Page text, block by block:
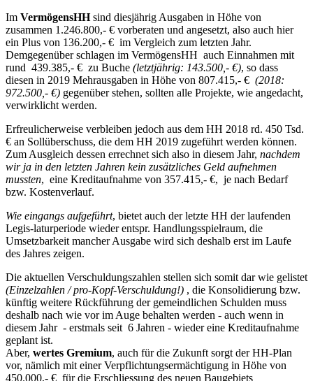
Im VermögensHHsind diesjährig Ausgaben in Höhe von
zusammen 1.246.800,- € vorberaten und angesetzt, also auch hier
ein Plus von 136.200,- € im Vergleich zum letzten Jahr.
Demgegenüber schlagen im VermögensHH auch Einnahmen mit
rund 439.385,- € zu Buche (letztjährig: 143.500,- €), so dass
diesen in 2019 Mehrausgaben in Höhe von 807.415,- € (2018:
972.500,- €) gegenüber stehen, sollten alle Projekte, wie angedacht,
verwirklicht werden.
Erfreulicherweise verbleiben jedoch aus dem HH 2018 rd. 450 Tsd.
€ an Sollüberschuss, die dem HH 2019 zugeführt werden können.
Zum Ausgleich dessen errechnet sich also in diesem Jahr, nachdem
wir ja in den letzten Jahren kein zusätzliches Geld aufnehmen
mussten, eine Kreditaufnahme von 357.415,- €, je nach Bedarf
bzw. Kostenverlauf.
Wie eingangs aufgeführt, bietet auch der letzte HH der laufenden
Legis-laturperiode wieder entspr. Handlungsspielraum, die
Umsetzbarkeit mancher Ausgabe wird sich deshalb erst im Laufe
des Jahres zeigen.
Die aktuellen Verschuldungszahlen stellen sich somit dar wie gelistet
(Einzelzahlen / pro-Kopf-Verschuldung!) , die Konsolidierung bzw.
künftig weitere Rückführung der gemeindlichen Schulden muss
deshalb nach wie vor im Auge behalten werden - auch wenn in
diesem Jahr - erstmals seit 6 Jahren - wieder eine Kreditaufnahme
geplant ist.
Aber, wertes Gremium, auch für die Zukunft sorgt der HH-Plan
vor, nämlich mit einer Verpflichtungsermächtigung in Höhe von
450.000,- € für die Erschliessung des neuen Baugebiets